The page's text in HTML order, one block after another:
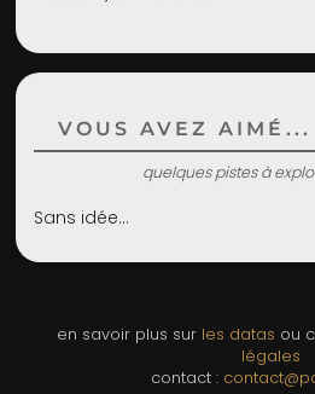
VOUS AVEZ AIMÉ...
quelques pistes à
Sans idée...
en savoir plus sur les datas ou
légales
contact :